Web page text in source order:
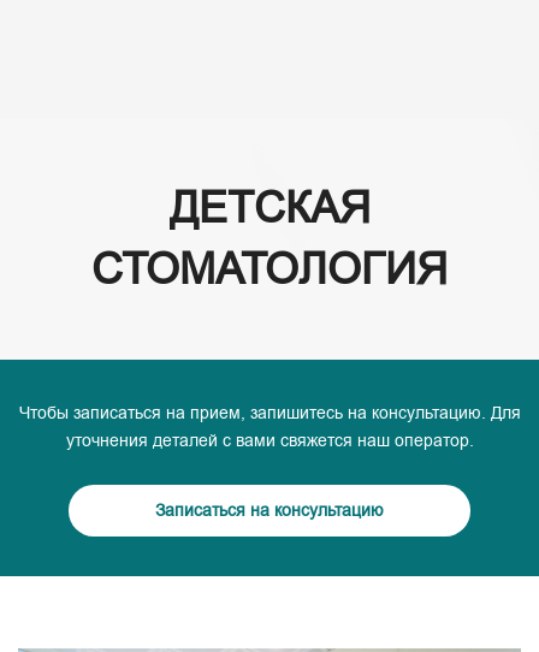
ДЕТСКАЯ
СТОМАТОЛОГИЯ
Чтобы записаться на прием, запишитесь на консультацию. Для
уточнения деталей с вами свяжется наш оператор.
Записаться на консультацию